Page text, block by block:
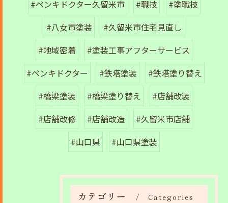
#ペンキドクター久留米市
#職技
#塗職技
#八女市塗装
#久留米市住宅見直し
#地域密着
#塗装工事アフターサービス
#ペンキドクター
#鉄塔塗装
#鉄塔塗り替え
#橋梁塗装
#橋梁塗り替え
#店舗改装
#店舗改修
#店舗改造
#久留米市店舗
#山口県
#山口県塗装
カテゴリー Categories